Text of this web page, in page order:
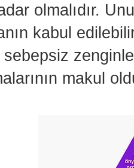
olmalıdır.
kabul
sebepsiz
makul